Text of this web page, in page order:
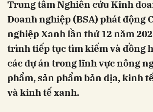
Trung tâm Nghiên cứu Kinh
Doanh nghiệp (BSA) phát động
nghiệp Xanh lần thứ 12 năm
trình tiếp tục tìm kiếm và đồng
các dự án trong lĩnh vực nông
phẩm, sản phẩm bản địa, kinh
và kinh tế xanh.